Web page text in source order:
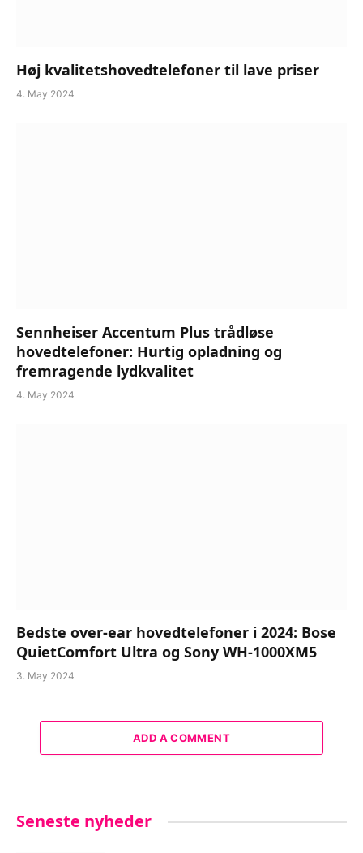
Høj kvalitetshovedtelefoner til lave priser
4. May 2024
Sennheiser Accentum Plus trådløse
hovedtelefoner: Hurtig opladning og
fremragende lydkvalitet
4. May 2024
Bedste over-ear hovedtelefoner i 2024: Bose
QuietComfort Ultra og Sony WH-1000XM5
3. May 2024
ADD A COMMENT
Seneste nyheder